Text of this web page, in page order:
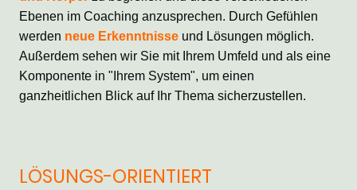
Ebenen im Coaching anzusprechen. Durch Gefühlen
werden neue Erkenntnisse und Lösungen möglich.
Außerdem sehen wir Sie mit Ihrem Umfeld und als eine
Komponente in "Ihrem System", um einen
ganzheitlichen Blick auf Ihr Thema sicherzustellen.
LÖSUNGS-ORIENTIERT